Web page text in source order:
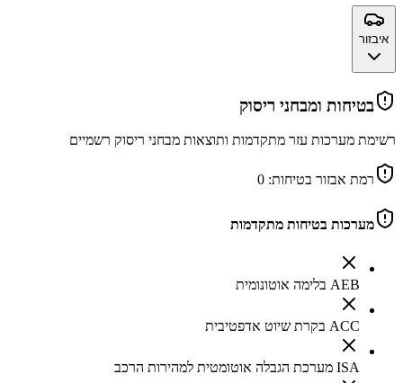
איבזור
בטיחות ומבחני ריסוק
רשימת מערכות עזר מתקדמות ותוצאות מבחני ריסוק רשמיים
רמת אבזור בטיחות: 0
מערכות בטיחות מתקדמות
AEB בלימה אוטונומית
ACC בקרת שיוט אדפטיבית
ISA מערכת הגבלה אוטומטית למהירות הרכב